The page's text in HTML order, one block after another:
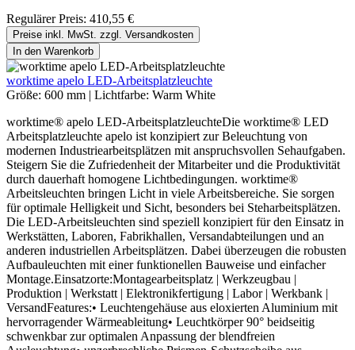
Regulärer Preis: 410,55 €
Preise inkl. MwSt. zzgl. Versandkosten
In den Warenkorb
worktime apelo LED-Arbeitsplatzleuchte
Größe: 600 mm | Lichtfarbe: Warm White
worktime® apelo LED-ArbeitsplatzleuchteDie worktime® LED
Arbeitsplatzleuchte apelo ist konzipiert zur Beleuchtung von
modernen Industriearbeitsplätzen mit anspruchsvollen Sehaufgaben.
Steigern Sie die Zufriedenheit der Mitarbeiter und die Produktivität
durch dauerhaft homogene Lichtbedingungen. worktime®
Arbeitsleuchten bringen Licht in viele Arbeitsbereiche. Sie sorgen
für optimale Helligkeit und Sicht, besonders bei Steharbeitsplätzen.
Die LED-Arbeitsleuchten sind speziell konzipiert für den Einsatz in
Werkstätten, Laboren, Fabrikhallen, Versandabteilungen und an
anderen industriellen Arbeitsplätzen. Dabei überzeugen die robusten
Aufbauleuchten mit einer funktionellen Bauweise und einfacher
Montage.Einsatzorte:Montagearbeitsplatz | Werkzeugbau |
Produktion | Werkstatt | Elektronikfertigung | Labor | Werkbank |
VersandFeatures:• Leuchtengehäuse aus eloxierten Aluminium mit
hervorragender Wärmeableitung• Leuchtkörper 90° beidseitig
schwenkbar zur optimalen Anpassung der blendfreien